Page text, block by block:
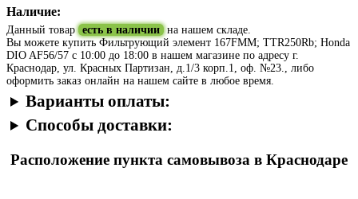
Наличие:
Данный товар есть в наличии на нашем складе.
Вы можете купить Фильтрующий элемент 167FMM; TTR250Rb; Honda
DIO AF56/57 с 10:00 до 18:00 в нашем магазине по адресу г.
Краснодар, ул. Красных Партизан, д.1/3 корп.1, оф. №23., либо
оформить заказ онлайн на нашем сайте в любое время.
Варианты оплаты:
Способы доставки:
Расположение пункта самовывоза в Краснодаре